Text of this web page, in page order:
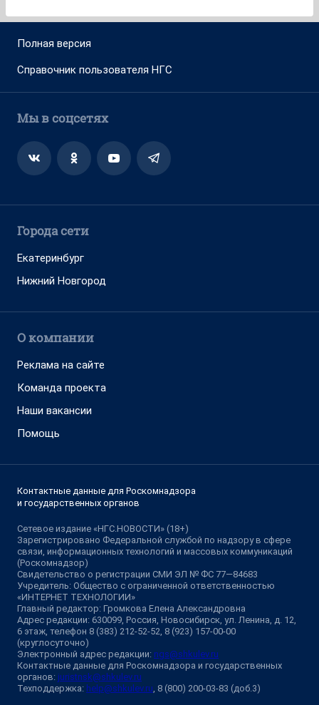
Полная версия
Справочник пользователя НГС
Мы в соцсетях
Города сети
Екатеринбург
Нижний Новгород
О компании
Реклама на сайте
Команда проекта
Наши вакансии
Помощь
Контактные данные для Роскомнадзора
и государственных органов
Сетевое издание «НГС.НОВОСТИ» (18+)
Зарегистрировано Федеральной службой по надзору в сфере
связи, информационных технологий и массовых коммуникаций
(Роскомнадзор)
Свидетельство о регистрации СМИ ЭЛ № ФС 77—84683
Учредитель: Общество с ограниченной ответственностью
«ИНТЕРНЕТ ТЕХНОЛОГИИ»
Главный редактор: Громкова Елена Александровна
Адрес редакции: 630099, Россия, Новосибирск, ул. Ленина, д. 12,
6 этаж, телефон 8 (383) 212-52-52, 8 (923) 157-00-00
(круглосуточно)
Электронный адрес редакции: ngs@shkulev.ru
Контактные данные для Роскомнадзора и государственных
органов: juristnsk@shkulev.ru
Техподдержка: help@shkulev.ru, 8 (800) 200-03-83 (доб.3)